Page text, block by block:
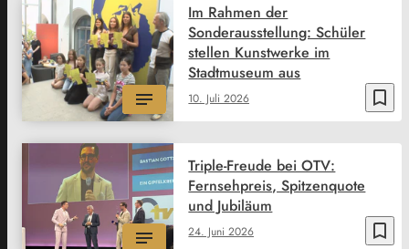
bookmark_border
10. Juli 2026
Im Rahmen der
Sonderausstellung: Schüler
stellen Kunstwerke im
Stadtmuseum aus
bookmark_border
24. Juni 2026
Triple-Freude bei OTV:
Fernsehpreis, Spitzenquote
und Jubiläum